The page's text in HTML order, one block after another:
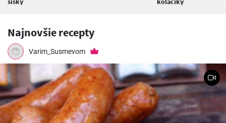
Najnovšie recepty
Varim_Susmevom